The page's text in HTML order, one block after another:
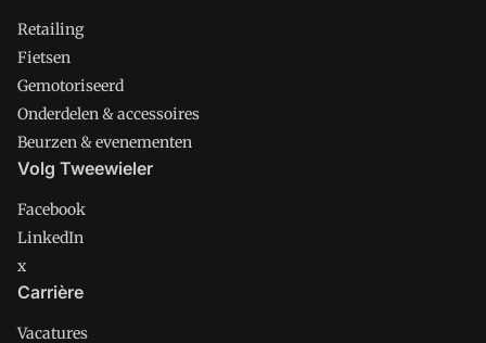
Retailing
Fietsen
Gemotoriseerd
Onderdelen & accessoires
Beurzen & evenementen
Volg Tweewieler
Facebook
LinkedIn
x
Carrière
Vacatures